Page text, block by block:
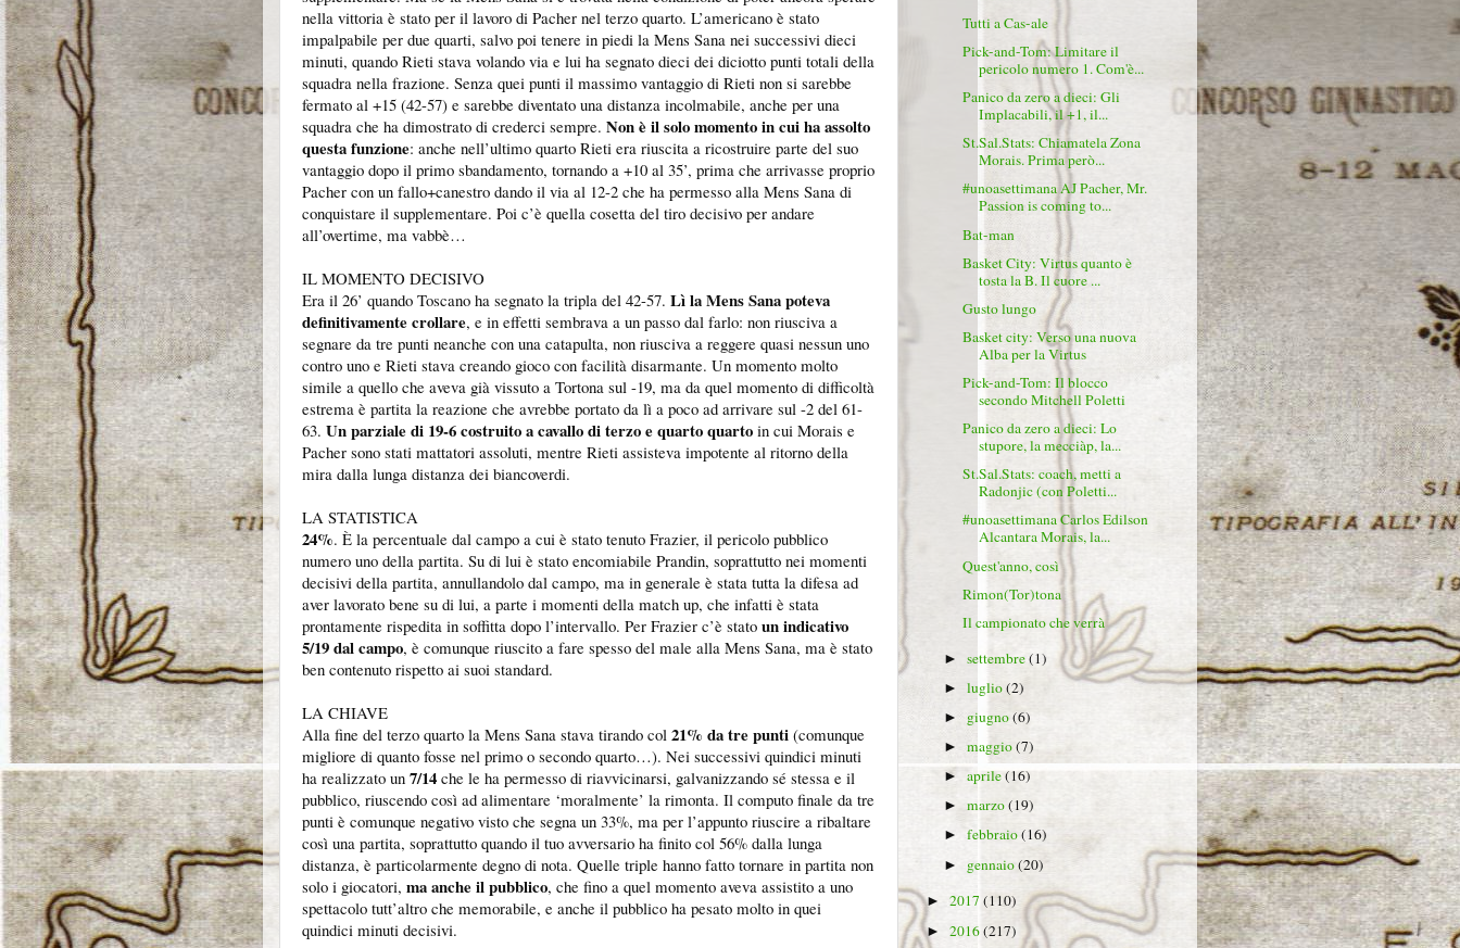
nella vittoria è stato per il lavoro di Pacher nel terzo quarto. L’americano è stato
impalpabile per due quarti, salvo poi tenere in piedi la Mens Sana nei successivi dieci
minuti, quando Rieti stava volando via e lui ha segnato dieci dei diciotto punti totali della
squadra nella frazione. Senza quei punti il massimo vantaggio di Rieti non si sarebbe
fermato al +15 (42-57) e sarebbe diventato una distanza incolmabile, anche per una
squadra che ha dimostrato di crederci sempre. Non è il solo momento in cui ha assolto
questa funzione: anche nell’ultimo quarto Rieti era riuscita a ricostruire parte del suo
vantaggio dopo il primo sbandamento, tornando a +10 al 35’, prima che arrivasse proprio
Pacher con un fallo+canestro dando il via al 12-2 che ha permesso alla Mens Sana di
conquistare il supplementare. Poi c’è quella cosetta del tiro decisivo per andare
all’overtime, ma vabbè…
IL MOMENTO DECISIVO
Era il 26’ quando Toscano ha segnato la tripla del 42-57. Lì la Mens Sana poteva
definitivamente crollare, e in effetti sembrava a un passo dal farlo: non riusciva a
segnare da tre punti neanche con una catapulta, non riusciva a reggere quasi nessun uno
contro uno e Rieti stava creando gioco con facilità disarmante. Un momento molto
simile a quello che aveva già vissuto a Tortona sul -19, ma da quel momento di difficoltà
estrema è partita la reazione che avrebbe portato da lì a poco ad arrivare sul -2 del 61-
63. Un parziale di 19-6 costruito a cavallo di terzo e quarto quarto in cui Morais e
Pacher sono stati mattatori assoluti, mentre Rieti assisteva impotente al ritorno della
mira dalla lunga distanza dei biancoverdi.
LA STATISTICA
24%. È la percentuale dal campo a cui è stato tenuto Frazier, il pericolo pubblico
numero uno della partita. Su di lui è stato encomiabile Prandin, soprattutto nei momenti
decisivi della partita, annullandolo dal campo, ma in generale è stata tutta la difesa ad
aver lavorato bene su di lui, a parte i momenti della match up, che infatti è stata
prontamente rispedita in soffitta dopo l’intervallo. Per Frazier c’è stato un indicativo
5/19 dal campo, è comunque riuscito a fare spesso del male alla Mens Sana, ma è stato
ben contenuto rispetto ai suoi standard.
LA CHIAVE
Alla fine del terzo quarto la Mens Sana stava tirando col 21% da tre punti (comunque
migliore di quanto fosse nel primo o secondo quarto…). Nei successivi quindici minuti
ha realizzato un 7/14 che le ha permesso di riavvicinarsi, galvanizzando sé stessa e il
pubblico, riuscendo così ad alimentare ‘moralmente’ la rimonta. Il computo finale da tre
punti è comunque negativo visto che segna un 33%, ma per l’appunto riuscire a ribaltare
così una partita, soprattutto quando il tuo avversario ha finito col 56% dalla lunga
distanza, è particolarmente degno di nota. Quelle triple hanno fatto tornare in partita non
solo i giocatori, ma anche il pubblico, che fino a quel momento aveva assistito a uno
spettacolo tutt’altro che memorabile, e anche il pubblico ha pesato molto in quei
quindici minuti decisivi.
Tutti a Cas-ale
Pick-and-Tom: Limitare il
pericolo numero 1. Com'è...
Panico da zero a dieci: Gli
Implacabili, il +1, il...
St.Sal.Stats: Chiamatela Zona
Morais. Prima però...
#unoasettimana AJ Pacher, Mr.
Passion is coming to...
Bat-man
Basket City: Virtus quanto è
tosta la B. Il cuore ...
Gusto lungo
Basket city: Verso una nuova
Alba per la Virtus
Pick-and-Tom: Il blocco
secondo Mitchell Poletti
Panico da zero a dieci: Lo
stupore, la mecciàp, la...
St.Sal.Stats: coach, metti a
Radonjic (con Poletti...
#unoasettimana Carlos Edilson
Alcantara Morais, la...
Quest'anno, così
Rimon(Tor)tona
Il campionato che verrà
►settembre(1)
►luglio(2)
► giugno(6)
►maggio(7)
►aprile(16)
►marzo(19)
►febbraio(16)
► gennaio(20)
► 2017 (110)
► 2016(217)